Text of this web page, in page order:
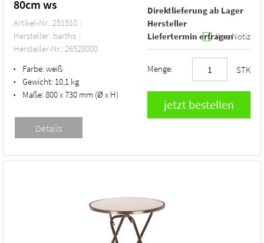
80cm ws
Artikel-Nr.: 251510
Hersteller: barths
Hersteller-Nr.: 26528000
• Farbe:weiß
• Gewicht: 10,1 kg
• Maße:800 x 730 mm (Ø x H)
Direktlieferung ab Lager
Hersteller
Liefertermin erfragenIhre Notiz
Menge: STK